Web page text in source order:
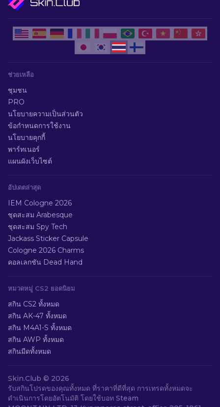
ช่วยเหลือ
ชุมชน
PRO
นโยบายความเป็นส่วนตัว
ข้อกำหนดการใช้งาน
นโยบายคุกกี้
พาร์ทเนอร์
แผนผังเว็บไซต์
อัปเดตล่าสุด
IEM Cologne 2026
ชุดสะสม Arabesque
ชุดสะสม Spy Tech
Jackass Sticker Capsule
Cologne 2026 Charms
คอลเลกชัน Dead Hand
หมวดหมู่ CS2 ยอดนิยม
สกิน CS2 ทั้งหมด
สกิน AK-47 ทั้งหมด
สกิน M4A1-S ทั้งหมด
สกิน AWP ทั้งหมด
สกินมีดทั้งหมด
Skin.Club © 2026
รับสกินโปรดของคุณทั้งหมด ที่ราคาที่ดีที่สุด การเทรดทั้งหมดจะ
ดำเนินการโดยอัตโนมัติ โดยใช้บอท Steam